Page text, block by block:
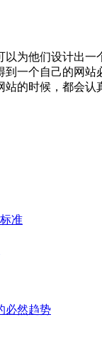
为他们设计出
一个自己的网
的时候，都会
准
必然趋势